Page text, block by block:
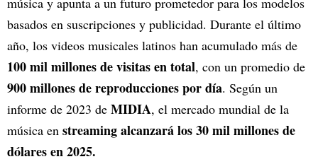
basados en suscripciones y publicidad. Durante el último
año, los videos musicales latinos han acumulado más de
100 mil millones de visitas en total, con un promedio de
900 millones de reproducciones por día. Según un
informe de 2023 de MIDIA, el mercado mundial de la
música en streaming alcanzará los 30 mil millones de
dólares en 2025.